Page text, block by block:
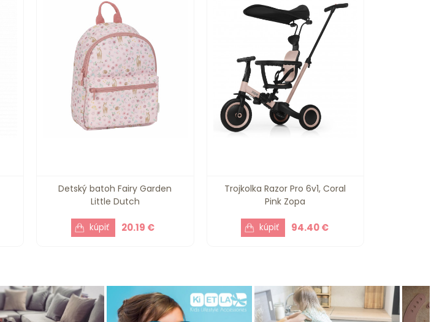
Detský batoh Fairy Garden
Little Dutch
20.19 €
Trojkolka Razor Pro 6v1, Coral
Pink Zopa
94.40 €